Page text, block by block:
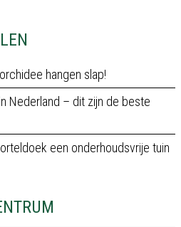
hangen slap!
Nederland – dit zijn de beste
een onderhoudsvrije tuin